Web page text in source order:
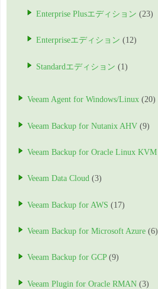
Enterprise Plusエディション (23)
Enterpriseエディション (12)
Standardエディション (1)
Veeam Agent for Windows/Linux (20)
Veeam Backup for Nutanix AHV (9)
Veeam Backup for Oracle Linux KVM
Veeam Data Cloud (3)
Veeam Backup for AWS (17)
Veeam Backup for Microsoft Azure (6)
Veeam Backup for GCP(9)
Veeam Plugin for Oracle RMAN (3)